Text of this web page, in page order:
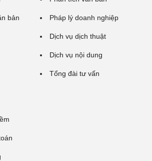
bản Pháp lý doanh nghiệp
Dịch vụ dịch thuật
Dịch vụ nội dung
Tổng đài tư vấn